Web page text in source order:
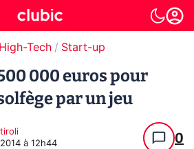
Tech Start-up
000 euros pour
par un jeu
à 12h44 0